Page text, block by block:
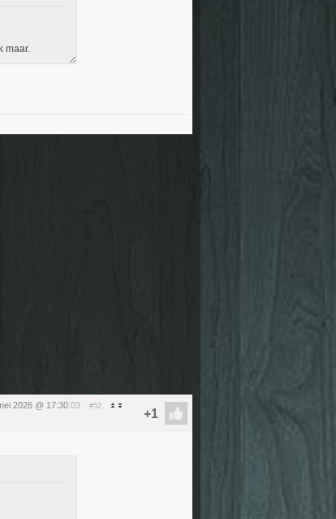
maar.
2026 @ 17:30:03 #52